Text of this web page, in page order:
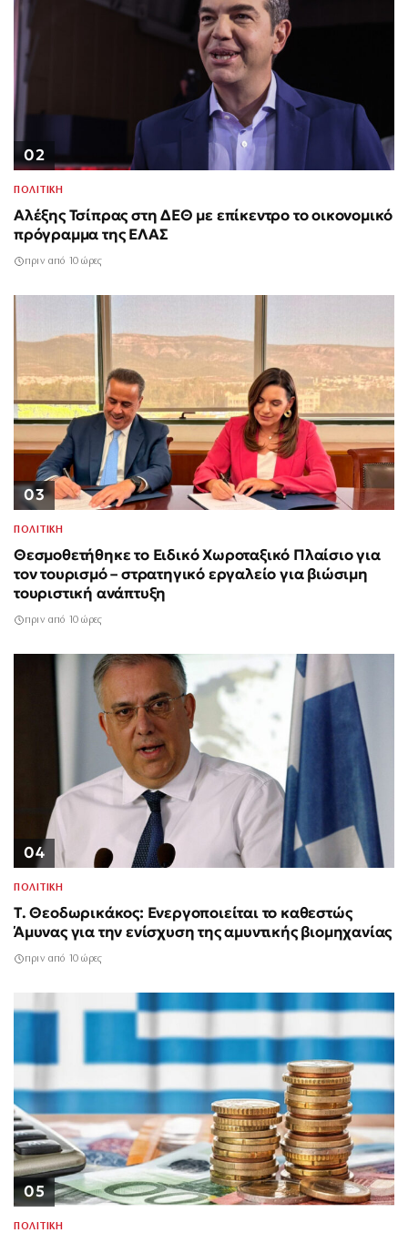
02
ΠΟΛΙΤΙΚΗ
Αλέξης Τσίπρας στη ΔΕΘ με επίκεντρο το οικονομικό
πρόγραμμα της ΕΛΑΣ
πριν από 10 ώρες
03
ΠΟΛΙΤΙΚΗ
Θεσμοθετήθηκε το Ειδικό Χωροταξικό Πλαίσιο για
τον τουρισμό – στρατηγικό εργαλείο για βιώσιμη
τουριστική ανάπτυξη
πριν από 10 ώρες
04
ΠΟΛΙΤΙΚΗ
Τ. Θεοδωρικάκος: Ενεργοποιείται το καθεστώς
Άμυνας για την ενίσχυση της αμυντικής βιομηχανίας
πριν από 10 ώρες
05
ΠΟΛΙΤΙΚΗ